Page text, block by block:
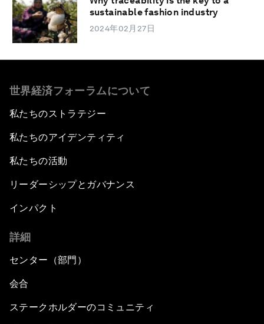
sustainable fashion industry
2024年02月27日
世界経済フォーラムについて
私たちのストラテジー
私たちのアイデンティティ
私たちの活動
リーダーシップとガバナンス
インパクト
詳細
センター（部門）
会合
ステークホルダーのコミュニティ